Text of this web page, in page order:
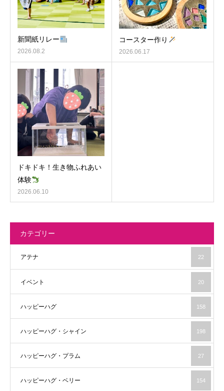
新聞紙リレー
2026.08.2
コースター作り
2026.06.17
ドキドキ！生き物ふれあい
体験
2026.06.10
カテゴリー
アテナ 22
イベント 20
ハッピーハグ 158
ハッピーハグ・シャイン 198
ハッピーハグ・プラム 27
ハッピーハグ・ベリー 154